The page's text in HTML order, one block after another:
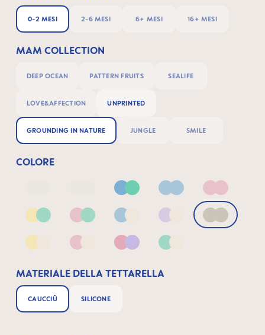
0-2 MESI 2-6 MESI 6+ MESI 16+ MESI
MAM COLLECTION
DEEP OCEAN PATTERN FRUITS SEALIFE
LOVE&AFFECTION UNPRINTED
GROUNDING IN NATURE JUNGLE SMILE
COLORE
Neutral2 Blue & Green
Blue Pink
Yellow & GreenPink & GreenBlue & NeutralLilac & Neutral
Neutral
Yellow & NeutralPink & NeutralPink & LilacGreen & Neutral
MATERIALE DELLA TETTARELLA
CAUCCIÙ SILICONE